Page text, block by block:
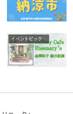
イベントピックアップ